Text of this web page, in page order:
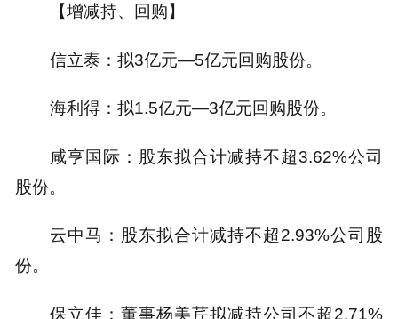
【增减持、回购】
信立泰：拟3亿元—5亿元回购股份。
海利得：拟1.5亿元—3亿元回购股份。
咸亨国际：股东拟合计减持不超3.62%公司
股份。
云中马：股东拟合计减持不超2.93%公司股
份。
保立佳：董事杨美芹拟减持公司不超2.71%